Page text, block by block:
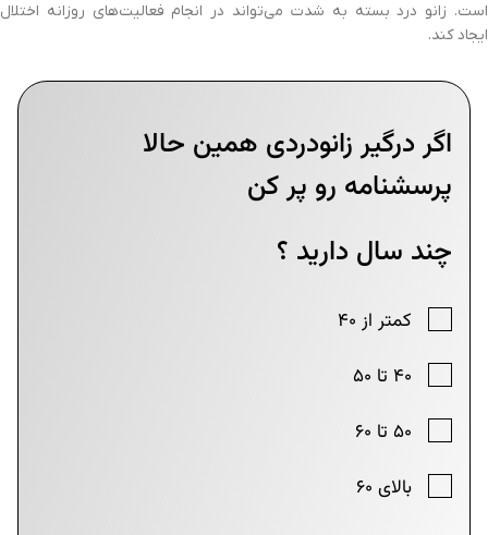
است. زانو درد بسته به شدت می‌تواند در انجام فعالیت‌های روزانه اختلال
ایجاد کند.